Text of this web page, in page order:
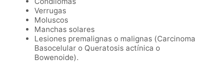
Verrugas
Moluscos
Manchas solares
Lesiones premalignas o malignas (Carcinoma
Basocelular o Queratosis actínica o
Bowenoide).